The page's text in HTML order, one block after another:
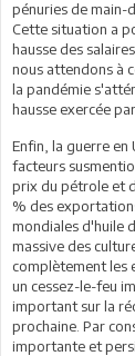
pénuries de main-
Cette situation a
hausse des
nous attendons à
la pandémie
hausse exercée
Enfin, la guerre en
facteurs
prix du pétrole et
% des
mondiales d'huile
massive des
complètement les
un cessez-le-feu
important sur la
prochaine. Par
importante et